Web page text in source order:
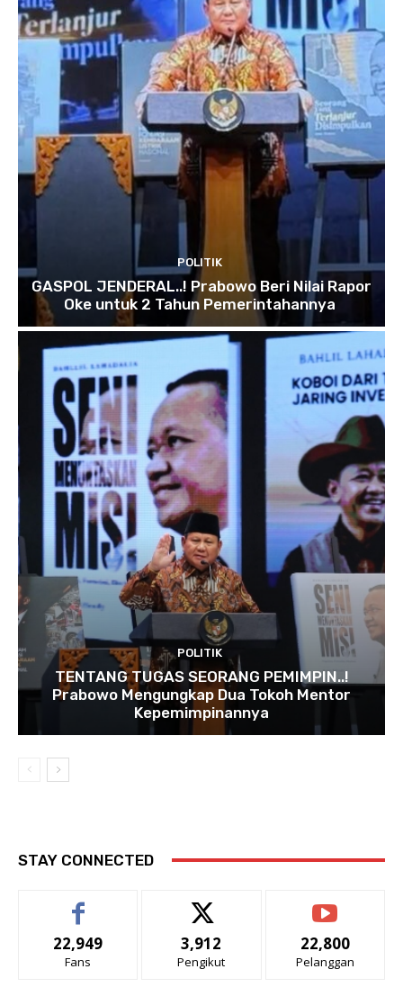
POLITIK
GASPOL JENDERAL..! Prabowo Beri Nilai Rapor
Oke untuk 2 Tahun Pemerintahannya
POLITIK
TENTANG TUGAS SEORANG PEMIMPIN..!
Prabowo Mengungkap Dua Tokoh Mentor
Kepemimpinannya
STAY CONNECTED
22,949
Fans
3,912
Pengikut
22,800
Pelanggan